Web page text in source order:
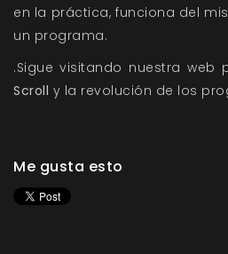
en la práctica, funciona del
un programa.
.Sigue visitando nuestra web
Scroll y la revolución de los
Me gusta esto